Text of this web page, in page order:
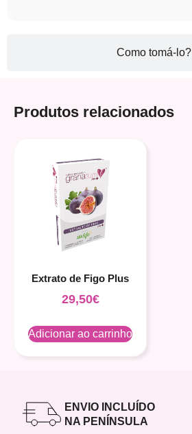
Como tomá-lo?
Produtos relacionados
Extrato de Figo Plus
29,50€
Adicionar ao carrinho
ENVIO INCLUÍDO
NA PENÍNSULA